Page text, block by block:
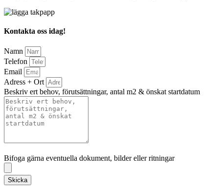
Kontakta oss idag!
Namn
Telefon
Email
Adress + Ort
Beskriv ert behov, förutsättningar, antal m2 & önskat startdatum
Bifoga gärna eventuella dokument, bilder eller ritningar
Skicka